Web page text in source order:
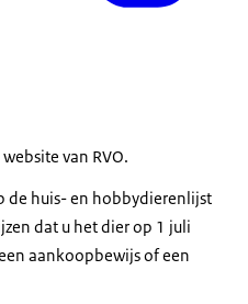
van RVO.
de huis- en hobbydierenlijst
dat u het dier op 1 juli
aankoopbewijs of een